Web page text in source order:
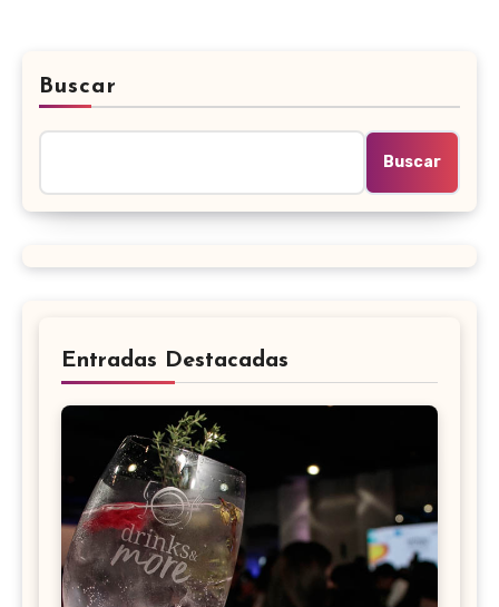
Buscar
Buscar
Entradas Destacadas